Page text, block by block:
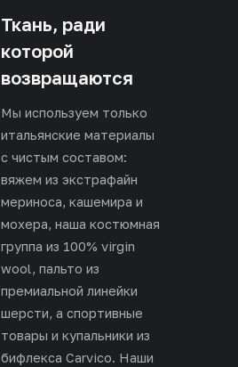
Ткань, ради
которой
возвращаются
Мы используем только
итальянские материалы
с чистым составом:
вяжем из экстрафайн
мериноса, кашемира и
мохера, наша костюмная
группа из 100% virgin
wool, пальто из
премиальной линейки
шерсти, а спортивные
товары и купальники из
бифлекса Carvico. Наши